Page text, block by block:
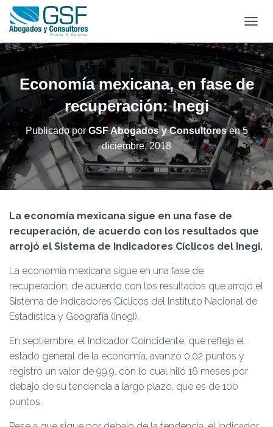
A
M
B
A
R
M
O
D
O
D
E
N
A
G
C
N
Economía mexicana, en fase de
recuperación: Inegi
Publicado porGSF Abogados y Consultoresen5
diciembre, 2018
La economía mexicana sigue en una fase de
recuperación, de acuerdo con los resultados que
arrojó el Sistema de Indicadores Cíclicos del Inegi.
La economía mexicana sigue en una fase de
recuperación, de acuerdo con los resultados que arrojó el
Sistema de Indicadores Cíclicos del Instituto Nacional de
Estadística y Geografía (Inegi).
En septiembre, el Indicador Coincidente, que refleja el
estado general de la economía, avanzó 0.02 puntos y
registró un valor de 99.9, con lo cual hiló 16 meses por
debajo de su tendencia a largo plazo, que es de 100
puntos.